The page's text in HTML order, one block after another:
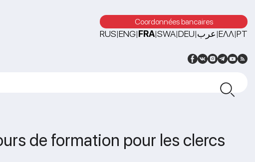
Coordonnées bancaires
RUS|ENG|FRA|SWA|DEU|عرب|ΕΛΛ|PT
de formation pour les clercs